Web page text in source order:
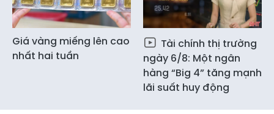
Giá vàng miếng lên cao
nhất hai tuần
Tài chính thị trường
ngày 6/8: Một ngân
hàng “Big 4” tăng mạnh
lãi suất huy động